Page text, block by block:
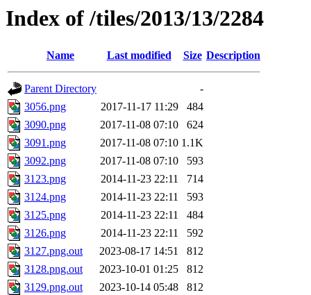
Index of /tiles/2013/13/2284
Name Last modified Size Description
Parent Directory
-
3056.png
2017-11-17 11:29
484
3090.png
2017-11-08 07:10
624
3091.png
2017-11-08 07:10 1.1K
3092.png
2017-11-08 07:10
593
3123.png
2014-11-23 22:11
714
3124.png
2014-11-23 22:11
593
3125.png
2014-11-23 22:11
484
3126.png
2014-11-23 22:11
592
3127.png.out
2023-08-17 14:51
812
3128.png.out
2023-10-01 01:25
812
3129.png.out
2023-10-14 05:48
812